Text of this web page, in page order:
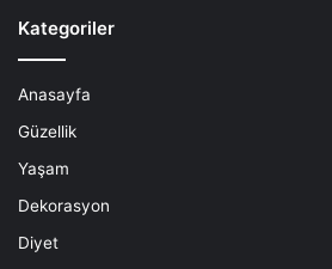
Kategoriler
Anasayfa
Güzellik
Yaşam
Dekorasyon
Diyet